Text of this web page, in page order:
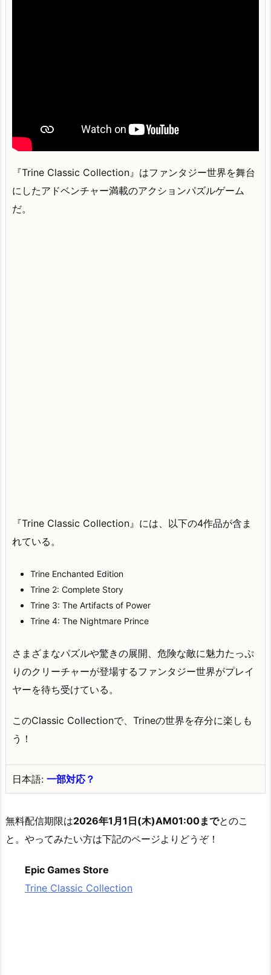
『Trine Classic Collection』はファンタジー世界を舞台
にしたアドベンチャー満載のアクションパズルゲーム
だ。
『Trine Classic Collection』には、以下の4作品が含ま
れている。
Trine Enchanted Edition
Trine 2: Complete Story
Trine 3: The Artifacts of Power
Trine 4: The Nightmare Prince
さまざまなパズルや驚きの展開、危険な敵に魅力たっぷ
りのクリーチャーが登場するファンタジー世界がプレイ
ヤーを待ち受けている。
このClassic Collectionで、Trineの世界を存分に楽しも
う！
日本語: 一部対応？
無料配信期限は2026年1月1日(木)AM01:00までとのこ
と。やってみたい方は下記のページよりどうぞ！
Epic Games Store
Trine Classic Collection